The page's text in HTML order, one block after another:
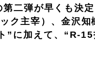
二弾が早くも決
ク主宰）、金沢
”に加えて、“R-